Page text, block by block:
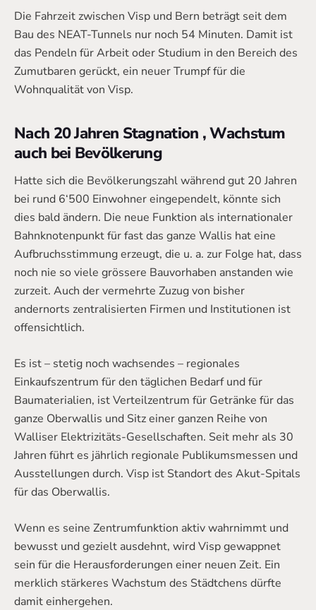
Die Fahrzeit zwischen Visp und Bern beträgt seit dem
Bau des NEAT-Tunnels nur noch 54 Minuten. Damit ist
das Pendeln für Arbeit oder Studium in den Bereich des
Zumutbaren gerückt, ein neuer Trumpf für die
Wohnqualität von Visp.
Nach 20 Jahren Stagnation , Wachstum
auch bei Bevölkerung
Hatte sich die Bevölkerungszahl während gut 20 Jahren
bei rund 6‘500 Einwohner eingependelt, könnte sich
dies bald ändern. Die neue Funktion als internationaler
Bahnknotenpunkt für fast das ganze Wallis hat eine
Aufbruchsstimmung erzeugt, die u. a. zur Folge hat, dass
noch nie so viele grössere Bauvorhaben anstanden wie
zurzeit. Auch der vermehrte Zuzug von bisher
andernorts zentralisierten Firmen und Institutionen ist
offensichtlich.
Es ist – stetig noch wachsendes – regionales
Einkaufszentrum für den täglichen Bedarf und für
Baumaterialien, ist Verteilzentrum für Getränke für das
ganze Oberwallis und Sitz einer ganzen Reihe von
Walliser Elektrizitäts-Gesellschaften. Seit mehr als 30
Jahren führt es jährlich regionale Publikumsmessen und
Ausstellungen durch. Visp ist Standort des Akut-Spitals
für das Oberwallis.
Wenn es seine Zentrumfunktion aktiv wahrnimmt und
bewusst und gezielt ausdehnt, wird Visp gewappnet
sein für die Herausforderungen einer neuen Zeit. Ein
merklich stärkeres Wachstum des Städtchens dürfte
damit einhergehen.